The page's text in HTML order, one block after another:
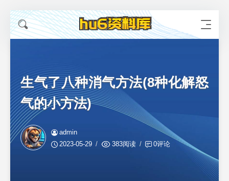
生气了八种消气方法(8种化解怒
气的小方法)
admin
2023-05-29
383阅读 0评论